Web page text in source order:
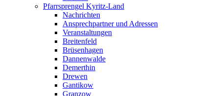
Pfarrsprengel Kyritz-Land
Nachrichten
Ansprechpartner und Adressen
Veranstaltungen
Breitenfeld
Brüsenhagen
Dannenwalde
Demerthin
Drewen
Gantikow
Granzow